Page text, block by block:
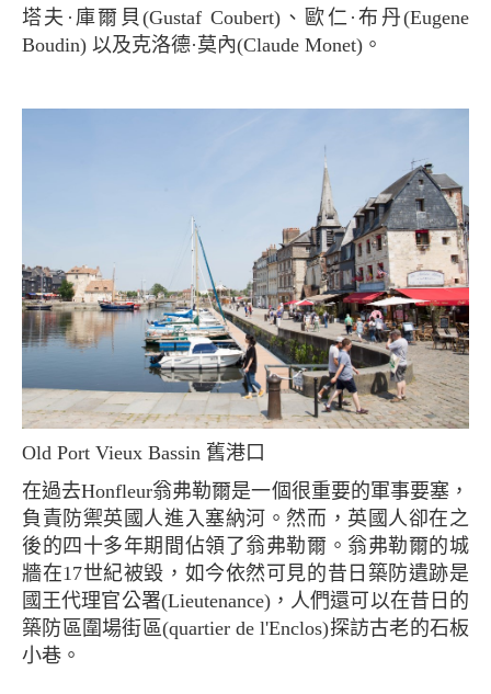
塔夫·庫爾貝(Gustaf Coubert)、歐仁·布丹(Eugene
Boudin) 以及克洛德·莫內(Claude Monet)。
Old Port Vieux Bassin 舊港口
在過去Honfleur翁弗勒爾是一個很重要的軍事要塞，
負責防禦英國人進入塞納河。然而，英國人卻在之
後的四十多年期間佔領了翁弗勒爾。翁弗勒爾的城
牆在17世紀被毀，如今依然可見的昔日築防遺跡是
國王代理官公署(Lieutenance)，人們還可以在昔日的
築防區圍場街區(quartier de l'Enclos)探訪古老的石板
小巷。